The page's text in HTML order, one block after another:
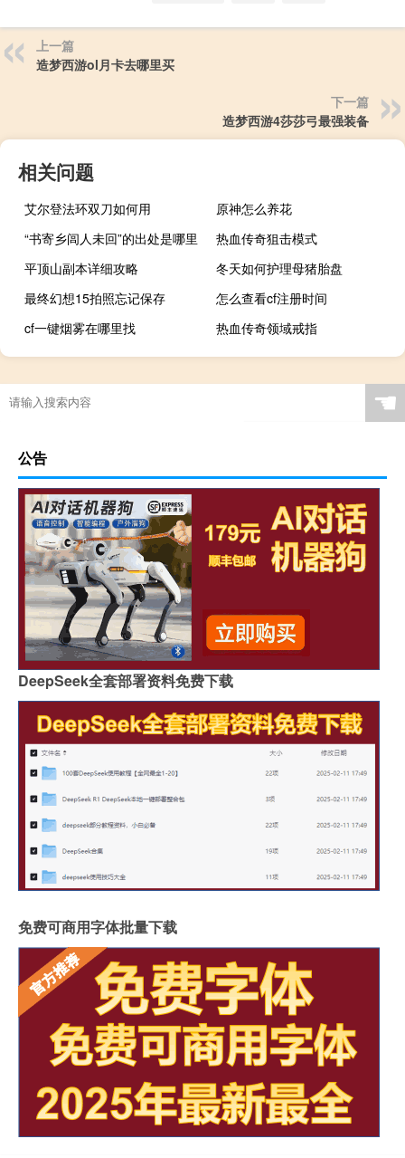
上一篇
造梦西游ol月卡去哪里买
下一篇
造梦西游4莎莎弓最强装备
相关问题
艾尔登法环双刀如何用
原神怎么养花
“书寄乡闾人未回”的出处是哪里
热血传奇狙击模式
平顶山副本详细攻略
冬天如何护理母猪胎盘
最终幻想15拍照忘记保存
怎么查看cf注册时间
cf一键烟雾在哪里找
热血传奇领域戒指
☚
公告
DeepSeek全套部署资料免费下载
免费可商用字体批量下载